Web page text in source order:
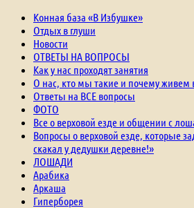
Конная база «В Избушке»
Отдых в глуши
Новости
ОТВЕТЫ НА ВОПРОСЫ
Как у нас проходят занятия
О нас, кто мы такие и почему живем
Ответы на ВСЕ вопросы
ФОТО
Все о верховой езде и общении с
Вопросы о верховой езде, которые
скакал у дедушки деревне!»
ЛОШАДИ
Арабика
Аркаша
Гиперборея